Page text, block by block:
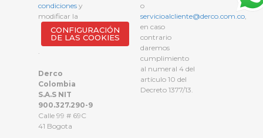
condiciones y
modificar la
CONFIGURACIÓN
DE LAS COOKIES
Derco
Colombia
S.A.S NIT
900.327.290-9
Calle 99 # 69C
41 Bogota
o
servicioalcliente@derco.com.co
en caso
contrario
daremos
cumplimiento
al numeral 4 del
artículo 10 del
Decreto 1377/13.